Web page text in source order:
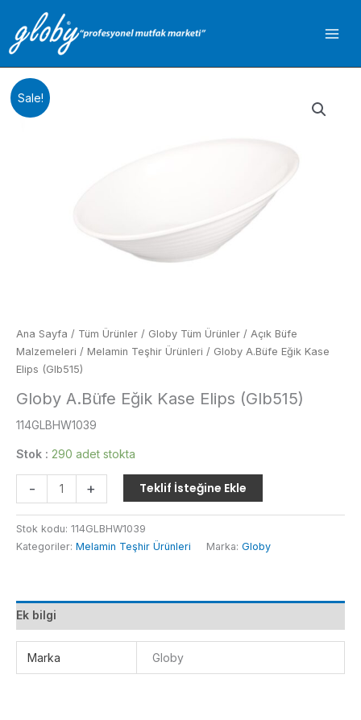
Sale!
Ana Sayfa / Tüm Ürünler / Globy Tüm Ürünler / Açık Büfe
Malzemeleri / Melamin Teşhir Ürünleri / Globy A.Büfe Eğik Kase
Elips (Glb515)
Globy A.Büfe Eğik Kase Elips (Glb515)
114GLBHW1039
Stok : 290 adet stokta
-
A.Büfe
Eğik
Kase
Elips
+ Teklif İsteğine Ekle
Stok kodu: 114GLBHW1039
Kategoriler: Melamin Teşhir Ürünleri Marka: Globy
Ek bilgi
Marka Globy